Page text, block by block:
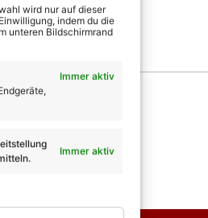
wird nur auf dieser
indem du die
unteren Bildschirmrand
Immer aktiv
Immer aktiv